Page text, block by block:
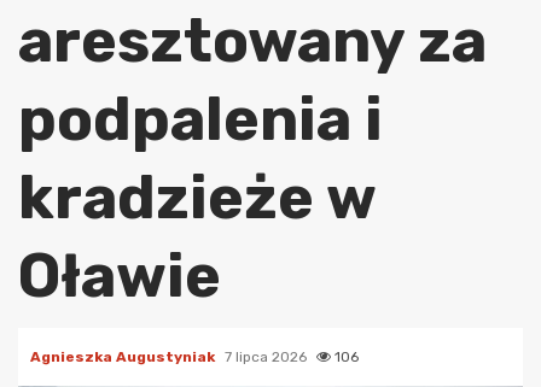
aresztowany za
podpalenia i
kradzieże w
Oławie
Agnieszka Augustyniak 7 lipca 2026 106